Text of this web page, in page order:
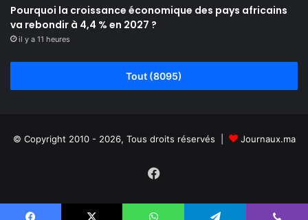
Pourquoi la croissance économique des pays africains
va rebondir à 4,4 % en 2027 ?
il y a 11 heures
Tout (8095)
© Copyright 2010 - 2026, Tous droits réservés | Journaux.ma
Facebook